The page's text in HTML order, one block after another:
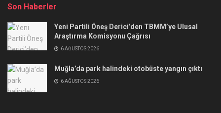
Son Haberler
Yeni Partili Öneş Derici’den TBMM’ye Ulusal
Araştırma Komisyonu Çağrısı
6 AĞUSTOS 2026
Muğla’da park halindeki otobüste yangın çıktı
6 AĞUSTOS 2026